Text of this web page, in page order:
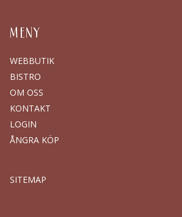
MENY
WEBBUTIK
BISTRO
OM OSS
KONTAKT
LOGIN
ÅNGRA KÖP
SITEMAP